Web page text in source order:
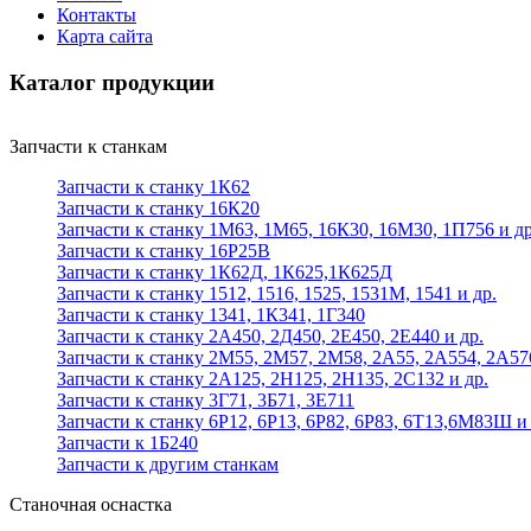
Контакты
Карта сайта
Каталог продукции
Запчасти к станкам
Запчасти к станку 1К62
Запчасти к станку 16К20
Запчасти к станку 1М63, 1М65, 16К30, 16М30, 1П756 и
Запчасти к станку 16Р25В
Запчасти к станку 1К62Д, 1К625,1К625Д
Запчасти к станку 1512, 1516, 1525, 1531М, 1541 и др.
Запчасти к станку 1341, 1К341, 1Г340
Запчасти к станку 2А450, 2Д450, 2Е450, 2Е440 и др.
Запчасти к станку 2М55, 2М57, 2М58, 2А55, 2А554,
Запчасти к станку 2А125, 2Н125, 2Н135, 2С132 и др.
Запчасти к станку 3Г71, 3Б71, 3Е711
Запчасти к станку 6Р12, 6Р13, 6Р82, 6Р83, 6Т13,6М83Ш и
Запчасти к 1Б240
Запчасти к другим станкам
Станочная оснастка